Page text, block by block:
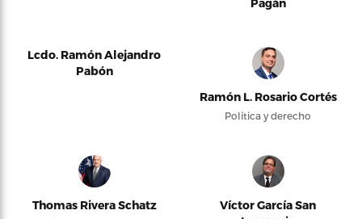
Lcdo. Ramón Alejandro
Pabón
Ramón L. Rosario Cortés
Política y derecho
Thomas Rivera Schatz
Víctor García San